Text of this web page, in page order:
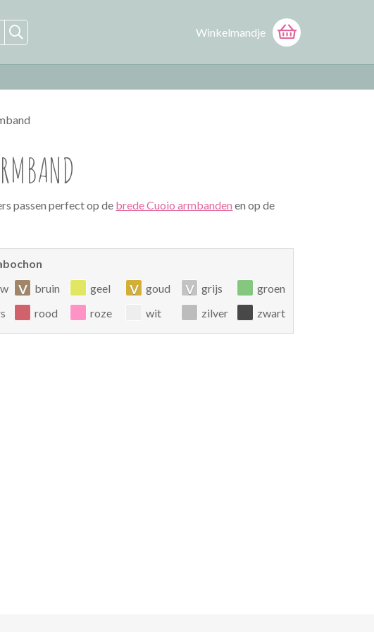
Winkelmandje
passen perfect op de brede Cuoio armbanden en op de
v bruin geel v goud v grijs groen
rood roze wit zilver zwart